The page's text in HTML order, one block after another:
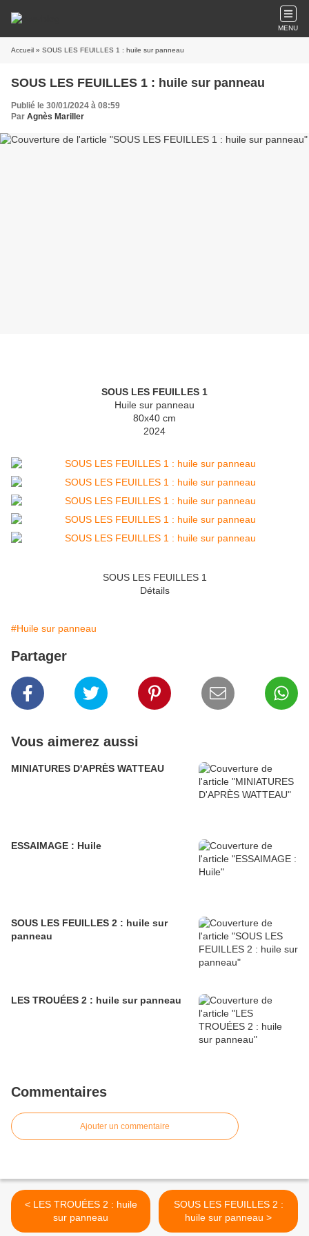
MENU
Accueil » SOUS LES FEUILLES 1 : huile sur panneau
SOUS LES FEUILLES 1 : huile sur panneau
Publié le 30/01/2024 à 08:59
Par Agnès Mariller
SOUS LES FEUILLES 1
Huile sur panneau
80x40 cm
2024
SOUS LES FEUILLES 1
Détails
#Huile sur panneau
Partager
Vous aimerez aussi
MINIATURES D'APRÈS WATTEAU
ESSAIMAGE : Huile
SOUS LES FEUILLES 2 : huile sur
panneau
LES TROUÉES 2 : huile sur panneau
Commentaires
Ajouter un commentaire
< LES TROUÉES 2 : huile
sur panneau
SOUS LES FEUILLES 2 :
huile sur panneau >